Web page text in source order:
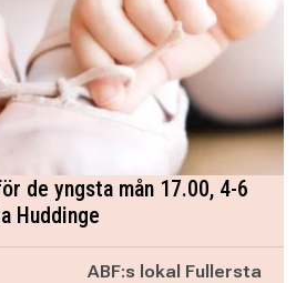
de yngsta mån 17.00, 4-6
Huddinge
ABF:s lokal Fullersta